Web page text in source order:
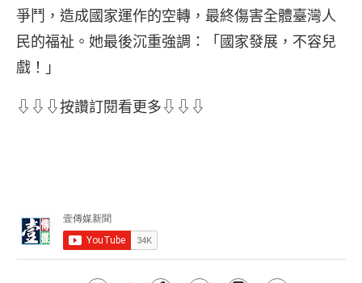
爭鬥，造成國家運作的空轉，最終傷害全體臺灣人
民的福祉。她最後沉重強調：「國家發展，不容兒
戲！」
⇩⇩⇩按讚訂閱看更多⇩⇩⇩